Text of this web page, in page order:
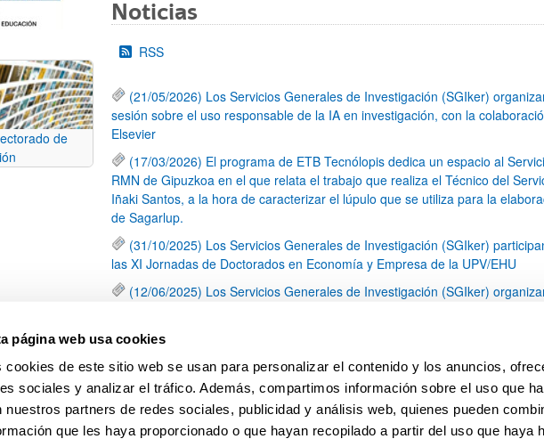
página web usa cookies
cookies de este sitio web se usan para personalizar el contenido y los anuncios,
sociales y analizar el tráfico. Además, compartimos información sobre el uso que
nuestros partners de redes sociales, publicidad y análisis web, quienes pueden
que les haya proporcionado o que hayan recopilado a partir del uso que haya
de
Noticias
RSS
(21/05/2026) Los Servicios Generales de Investigación (SGIker)
sesión sobre el uso responsable de la IA en investigación, con la
Elsevier
(17/03/2026) El programa de ETB Tecnólopis dedica un espacio al
RMN de Gipuzkoa en el que relata el trabajo que realiza el Técnico del
Iñaki Santos, a la hora de caracterizar el lúpulo que se utiliza para la
de Sagarlup.
(31/10/2025) Los Servicios Generales de Investigación (SGIker)
las XI Jornadas de Doctorados en Economía y Empresa de la UPV/EHU
(12/06/2025) Los Servicios Generales de Investigación (SGIker)
una caracterización química de dos variedades de lúpulo silvestre
Página
1 Página
2 Página
3 ...
Páginas intermedias Use TAB
Página
79